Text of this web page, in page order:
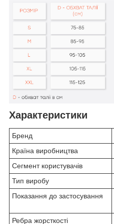
Характеристики
Бренд
Країна виробництва
Сегмент користувачів
Тип виробу
Показання до застосування
Ребра жорсткості